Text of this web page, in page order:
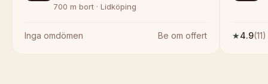
700 m bort · Lidköping
Inga omdömen Be om offert ★4.9(11)